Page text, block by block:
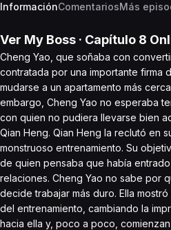
InformaciónComentariosMás
Ver My Boss · Capítulo 8
Cheng Yao, que soñaba con
contratada por una importante firma
mudarse a un apartamento más
embargo, Cheng Yao no esperaba
con quien no pudiera llevarse bien
Qian Heng. Qian Heng la reclutó en
monstruoso entrenamiento. Su
de quien pensaba que había
relaciones. Cheng Yao no sabe por
decide trabajar más duro. Ella
del entrenamiento, cambiando la
hacia ella y, poco a poco,